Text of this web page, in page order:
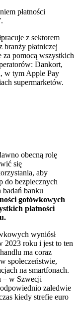
płatności
z sektorem
branży płatniczej
pomocą wszystkich
Dankort,
w tym Apple Pay
supermarketów.
obecną rolę
się
aby
do bezpiecznych
banku
gotówkowych
płatności
wyniósł
2023 roku i jest to ten
ma coraz
społeczeństwie,
na smartfonach.
– w Szwecji
zaledwie
kiedy strefie euro